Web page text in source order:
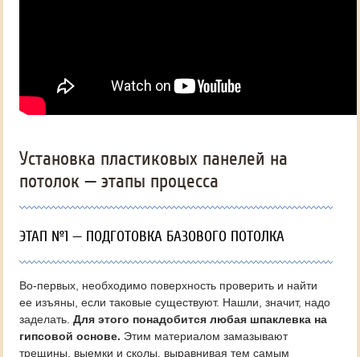
Установка пластиковых панелей на
потолок — этапы процесса
ЭТАП №1 — ПОДГОТОВКА БАЗОВОГО ПОТОЛКА
Во-первых, необходимо поверхность проверить и найти
ее изъяны, если таковые существуют. Нашли, значит, надо
заделать. Для этого понадобится любая шпаклевка на
гипсовой основе. Этим материалом замазывают
трещины, выемки и сколы, выравнивая тем самым